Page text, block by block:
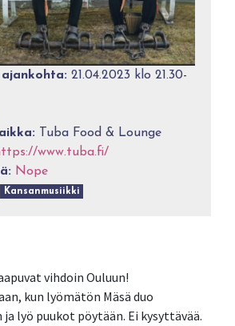
21.04.2023 klo 21.30-
Tuba Food & Lounge
www.tuba.fi/
Nope
Kansanmusiikki
vihdoin Ouluun!
kun lyömätön Mäsä duo
ja lyö puukot pöytään. Ei kysyttävää.